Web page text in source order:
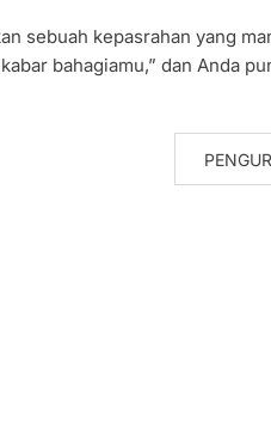
sebuah kepasrahan yang
bahagiamu,” dan Anda